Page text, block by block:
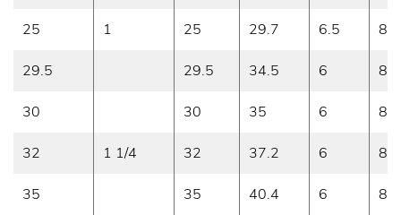
25 1 25 29.7 6.5 8
29.5 29.5 34.5 6 8
30 30 35 6 8
32 1 1/4 32 37.2 6 8
35 35 40.4 6 8